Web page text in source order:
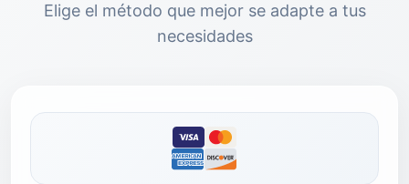
Elige el método que mejor se adapte a tus
necesidades